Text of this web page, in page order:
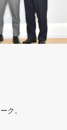
ク。